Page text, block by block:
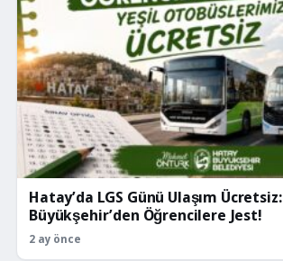
Hatay’da LGS Günü Ulaşım Ücretsiz:
Büyükşehir’den Öğrencilere Jest!
2 ay önce